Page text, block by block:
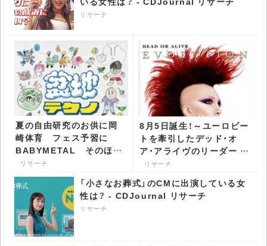
リサーチ
夏の自由研究のお供に岡
崎体育 フェス予習に
BABYMETAL そのほか
≒JOY、ME:Iなど8月第2
週の注目作 - CDJournal
リサーチ
リサーチ
8月5日誕生！～ユーロビー
トを牽引したデッド・オ
ア・アライヴのリーダー ピ
ート・バーンズ -
CDJournal リサーチ
リサーチ
「小さなお葬式」のCMに出演している女
性は？ - CDJournal リサーチ
リサーチ